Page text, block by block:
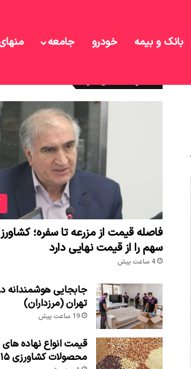
بانک و بیمه خودرو جامعه
فاصله قیمت از مزرعه تا سفره؛
سهم را از قیمت نهایی دارد
4 ساعت پیش
جابجایی هوشمندانه
تهران (مرزداران)
19 ساعت پیش
قیمت انواع نهاده
محصولات کشاورزی ۱۵ مرداد ۱۴۰۵